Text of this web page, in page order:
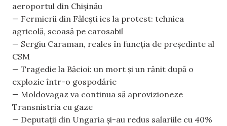
aeroportul din Chișinău
— Fermierii din Fălești ies la protest: tehnica
agricolă, scoasă pe carosabil
— Sergiu Caraman, reales în funcția de președinte al
CSM
— Tragedie la Băcioi: un mort și un rănit după o
explozie într-o gospodărie
— Moldovagaz va continua să aprovizioneze
Transnistria cu gaze
— Deputații din Ungaria și-au redus salariile cu 40%